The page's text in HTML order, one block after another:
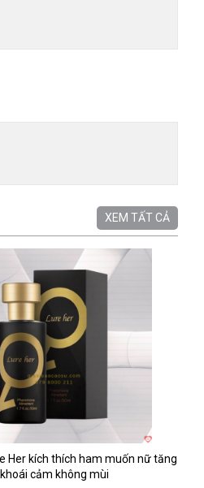
XEM TẤT CẢ
Her kích thích ham muốn nữ tăng
khoái cảm không mùi